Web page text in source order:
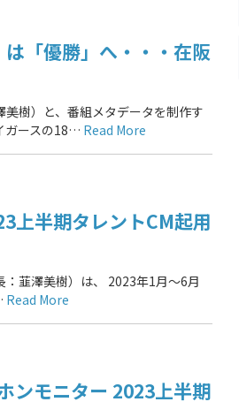
「優勝」へ・・・在阪
樹）と、番組メタデータを制作す
ガースの18… Read More
上半期タレントCM起用
韮澤美樹）は、 2023年1月～6月
Read More
ンモニター 2023上半期